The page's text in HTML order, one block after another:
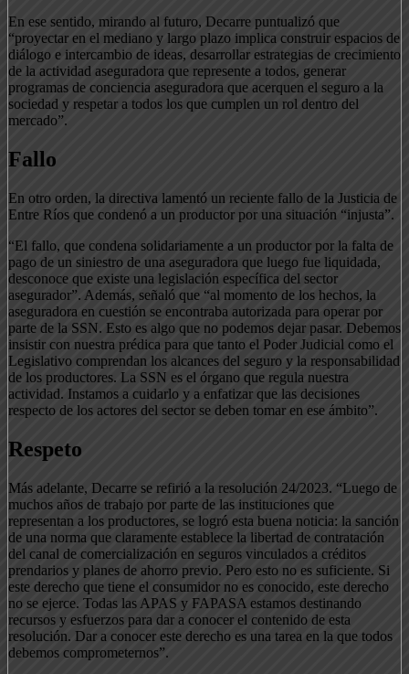
En ese sentido, mirando al futuro, Decarre puntualizó que
“proyectar en el mediano y largo plazo implica construir espacios de
diálogo e intercambio de ideas, desarrollar estrategias de crecimiento
de la actividad aseguradora que represente a todos, generar
programas de conciencia aseguradora que acerquen el seguro a la
sociedad y respetar a todos los que cumplen un rol dentro del
mercado”.
Fallo
En otro orden, la directiva lamentó un reciente fallo de la Justicia de
Entre Ríos que condenó a un productor por una situación “injusta”.
“El fallo, que condena solidariamente a un productor por la falta de
pago de un siniestro de una aseguradora que luego fue liquidada,
desconoce que existe una legislación específica del sector
asegurador”. Además, señaló que “al momento de los hechos, la
aseguradora en cuestión se encontraba autorizada para operar por
parte de la SSN. Esto es algo que no podemos dejar pasar. Debemos
insistir con nuestra prédica para que tanto el Poder Judicial como el
Legislativo comprendan los alcances del seguro y la responsabilidad
de los productores. La SSN es el órgano que regula nuestra
actividad. Instamos a cuidarlo y a enfatizar que las decisiones
respecto de los actores del sector se deben tomar en ese ámbito”.
Respeto
Más adelante, Decarre se refirió a la resolución 24/2023. “Luego de
muchos años de trabajo por parte de las instituciones que
representan a los productores, se logró esta buena noticia: la sanción
de una norma que claramente establece la libertad de contratación
del canal de comercialización en seguros vinculados a créditos
prendarios y planes de ahorro previo. Pero esto no es suficiente. Si
este derecho que tiene el consumidor no es conocido, este derecho
no se ejerce. Todas las APAS y FAPASA estamos destinando
recursos y esfuerzos para dar a conocer el contenido de esta
resolución. Dar a conocer este derecho es una tarea en la que todos
debemos comprometernos”.